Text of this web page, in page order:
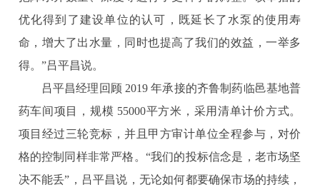
优化得到了建设单位的认可，既延长了水泵的使用寿
命，增大了出水量，同时也提高了我们的效益，一举多
得。”吕平昌说。
吕平昌经理回顾 2019 年承接的齐鲁制药临邑基地普
药车间项目，规模 55000平方米，采用清单计价方式。
项目经过三轮竞标，并且甲方审计单位全程参与，对价
格的控制同样非常严格。“我们的投标信念是，老市场坚
决不能丢”，吕平昌说，无论如何都要确保市场的持续，